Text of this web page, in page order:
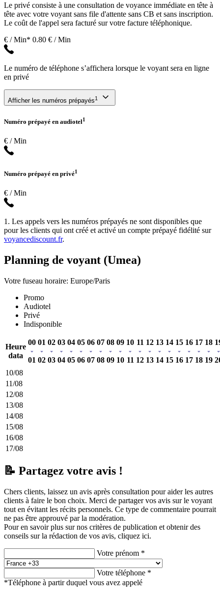
Le privé consiste à une consultation de voyance immédiate en tête à
tête avec votre voyant sans file d'attente sans CB et sans inscription.
Le coût de l'appel sera facturé sur votre facture téléphonique.
€ / Min* 0.80 € / Min
Le numéro de téléphone s’affichera lorsque le voyant sera en ligne
en privé
Afficher les numéros prépayés1
Numéro prépayé en audiotel1
€ / Min
Numéro prépayé en privé1
€ / Min
1. Les appels vers les numéros prépayés ne sont disponibles que
pour les clients qui ont créé et activé un compte prépayé fidélité sur
voyancediscount.fr.
Planning de voyant (Umea)
Votre fuseau horaire: Europe/Paris
Promo
Audiotel
Privé
Indisponible
Heure
data
00
01
01
02
02
03
03
04
04
05
05
06
06
07
07
08
08
09
09
10
10
11
11
12
12
13
13
14
14
15
15
16
16
17
17
18
18
19
10/08
11/08
12/08
13/08
14/08
15/08
16/08
17/08
📝 Partagez votre avis !
Chers clients, laissez un avis après consultation pour aider les autres
clients à faire le bon choix. Merci de partager vos avis sur le voyant
tout en évitant les récits personnels. Ce type de commentaire pourrait
ne pas être approuvé par la modération.
Pour en savoir plus sur nos critères de publication et obtenir des
conseils sur la rédaction de vos avis, cliquez ici.
Votre prénom *
Votre téléphone *
*Téléphone à partir duquel vous avez appelé